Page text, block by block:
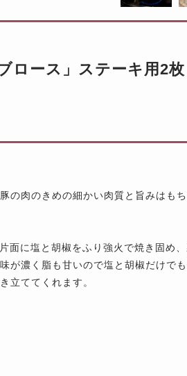
ロース」ステーキ用2
の肉のきめの細かい肉質と旨みはも
面に塩と胡椒をふり強火で焼き固め
が濃く脂も甘いので塩と胡椒だけで
立ててくれます。